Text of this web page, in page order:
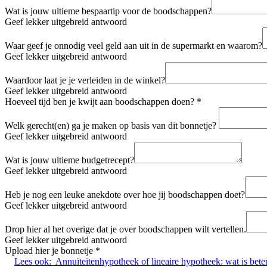
Wat is jouw ultieme bespaartip voor de boodschappen?
Geef lekker uitgebreid antwoord
Waar geef je onnodig veel geld aan uit in de supermarkt en waarom?
Geef lekker uitgebreid antwoord
Waardoor laat je je verleiden in de winkel?
Geef lekker uitgebreid antwoord
Hoeveel tijd ben je kwijt aan boodschappen doen? *
Welk gerecht(en) ga je maken op basis van dit bonnetje?
Geef lekker uitgebreid antwoord
Wat is jouw ultieme budgetrecept?
Geef lekker uitgebreid antwoord
Heb je nog een leuke anekdote over hoe jij boodschappen doet?
Geef lekker uitgebreid antwoord
Drop hier al het overige dat je over boodschappen wilt vertellen.
Geef lekker uitgebreid antwoord
Upload hier je bonnetje *
Lees ook: Annuïteitenhypotheek of lineaire hypotheek: wat is